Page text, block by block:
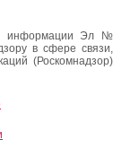
информации Эл №
в сфере связи,
(Роскомнадзор)